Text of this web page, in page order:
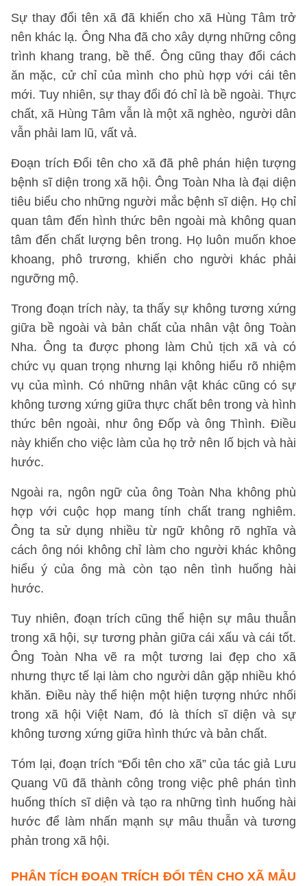
Sự thay đổi tên xã đã khiến cho xã Hùng Tâm trở
nên khác lạ. Ông Nha đã cho xây dựng những công
trình khang trang, bề thế. Ông cũng thay đổi cách
ăn mặc, cử chỉ của mình cho phù hợp với cái tên
mới. Tuy nhiên, sự thay đổi đó chỉ là bề ngoài. Thực
chất, xã Hùng Tâm vẫn là một xã nghèo, người dân
vẫn phải lam lũ, vất vả.
Đoạn trích Đổi tên cho xã đã phê phán hiện tượng
bệnh sĩ diện trong xã hội. Ông Toàn Nha là đại diện
tiêu biểu cho những người mắc bệnh sĩ diện. Họ chỉ
quan tâm đến hình thức bên ngoài mà không quan
tâm đến chất lượng bên trong. Họ luôn muốn khoe
khoang, phô trương, khiến cho người khác phải
ngưỡng mộ.
Trong đoạn trích này, ta thấy sự không tương xứng
giữa bề ngoài và bản chất của nhân vật ông Toàn
Nha. Ông ta được phong làm Chủ tịch xã và có
chức vụ quan trọng nhưng lại không hiểu rõ nhiệm
vụ của mình. Có những nhân vật khác cũng có sự
không tương xứng giữa thực chất bên trong và hình
thức bên ngoài, như ông Đốp và ông Thình. Điều
này khiến cho việc làm của họ trở nên lố bịch và hài
hước.
Ngoài ra, ngôn ngữ của ông Toàn Nha không phù
hợp với cuộc họp mang tính chất trang nghiêm.
Ông ta sử dụng nhiều từ ngữ không rõ nghĩa và
cách ông nói không chỉ làm cho người khác không
hiểu ý của ông mà còn tạo nên tình huống hài
hước.
Tuy nhiên, đoạn trích cũng thể hiện sự mâu thuẫn
trong xã hội, sự tương phản giữa cái xấu và cái tốt.
Ông Toàn Nha vẽ ra một tương lai đẹp cho xã
nhưng thực tế lại làm cho người dân gặp nhiều khó
khăn. Điều này thể hiện một hiện tượng nhức nhối
trong xã hội Việt Nam, đó là thích sĩ diện và sự
không tương xứng giữa hình thức và bản chất.
Tóm lại, đoạn trích “Đổi tên cho xã” của tác giả Lưu
Quang Vũ đã thành công trong việc phê phán tình
huống thích sĩ diện và tạo ra những tình huống hài
hước để làm nhấn mạnh sự mâu thuẫn và tương
phản trong xã hội.
PHÂN TÍCH ĐOẠN TRÍCH ĐỔI TÊN CHO XÃ MẪU